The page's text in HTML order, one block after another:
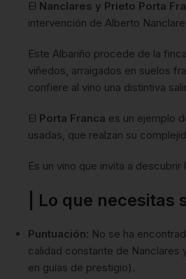
El Nanclares y Prieto Porta
intervención de Alberto
Este Albariño procede de la
viñedos, arraigados en suelos
confiere al vino una distintiva
El Porta Franca es un ejemplo
usadas, que realzan su
Es un vino que invita a
| Lo que necesitas
Puntuación: No se ha
calidad constante de Nanclares
en guías de prestigio).